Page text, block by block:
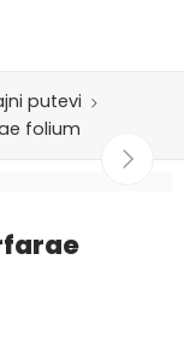
putevi
folium